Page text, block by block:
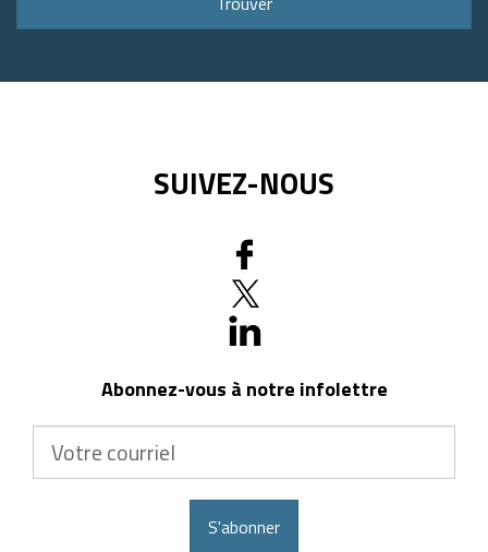
SUIVEZ-NOUS
Abonnez-vous à notre infolettre
S'abonner